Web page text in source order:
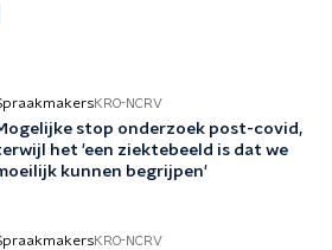
KRO-NCRV
stop onderzoek post-covid,
het 'een ziektebeeld is dat we
kunnen begrijpen'
KRO-NCRV